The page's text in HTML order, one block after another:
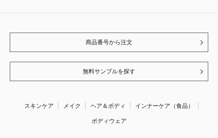
商品番号から注文
無料サンプルを探す
スキンケア メイク ヘア＆ボディ
インナーケア（食品）
ボディウェア